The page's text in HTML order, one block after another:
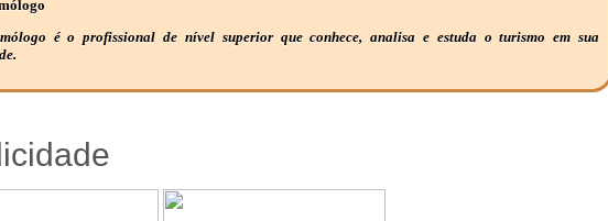
é o profissional de nível superior que conhece, analisa e estuda o turismo em sua